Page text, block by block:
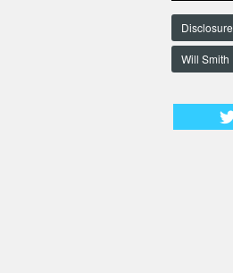
Disclosure
Will Smith